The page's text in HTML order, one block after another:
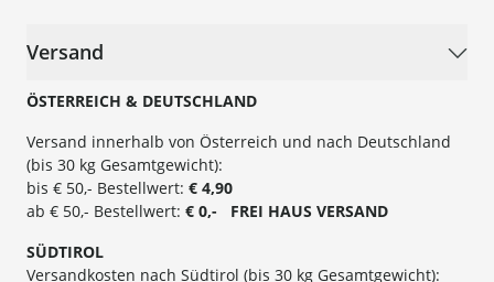
Versand
ÖSTERREICH & DEUTSCHLAND
Versand innerhalb von Österreich und nach Deutschland
(bis 30 kg Gesamtgewicht):
bis € 50,- Bestellwert: € 4,90
ab € 50,- Bestellwert: € 0,- FREI HAUS VERSAND
SÜDTIROL
Versandkosten nach Südtirol (bis 30 kg Gesamtgewicht):